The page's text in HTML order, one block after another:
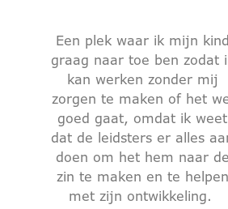
Een plek waar ik mijn kind
graag naar toe ben zodat
kan werken zonder mij
zorgen te maken of het
goed gaat, omdat ik weet
dat de leidsters er alles
doen om het hem naar de
zin te maken en te helpen
met zijn ontwikkeling.